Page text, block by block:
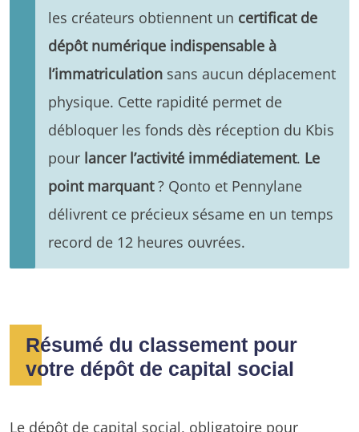
les créateurs obtiennent un certificat de
dépôt numérique indispensable à
l’immatriculation sans aucun déplacement
physique. Cette rapidité permet de
débloquer les fonds dès réception du Kbis
pour lancer l’activité immédiatement. Le
point marquant? Qonto et Pennylane
délivrent ce précieux sésame en un temps
record de 12 heures ouvrées.
Résumé du classement pour
votre dépôt de capital social
Le dépôt de capital social, obligatoire pour